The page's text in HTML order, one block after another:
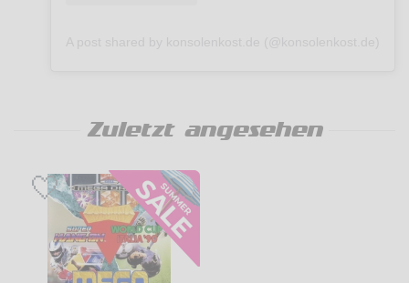
Zuletzt angesehen